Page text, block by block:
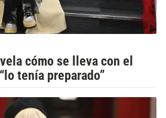
cómo se lleva con el
tenía preparado”